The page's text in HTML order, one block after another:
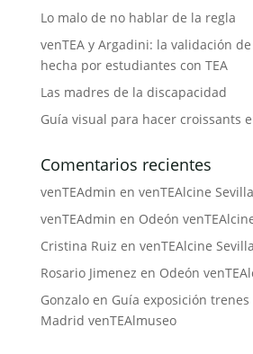
Lo malo de no hablar de la regla
venTEA y Argadini: la validación
hecha por estudiantes con TEA
Las madres de la discapacidad
Guía visual para hacer croissants
Comentarios recientes
venTEAdmin en venTEAlcine Sevilla
venTEAdmin en Odeón
Cristina Ruiz en venTEAlcine Sevilla
Rosario Jimenez en Odeón
Gonzaloen Guía exposición
Madrid venTEAlmuseo